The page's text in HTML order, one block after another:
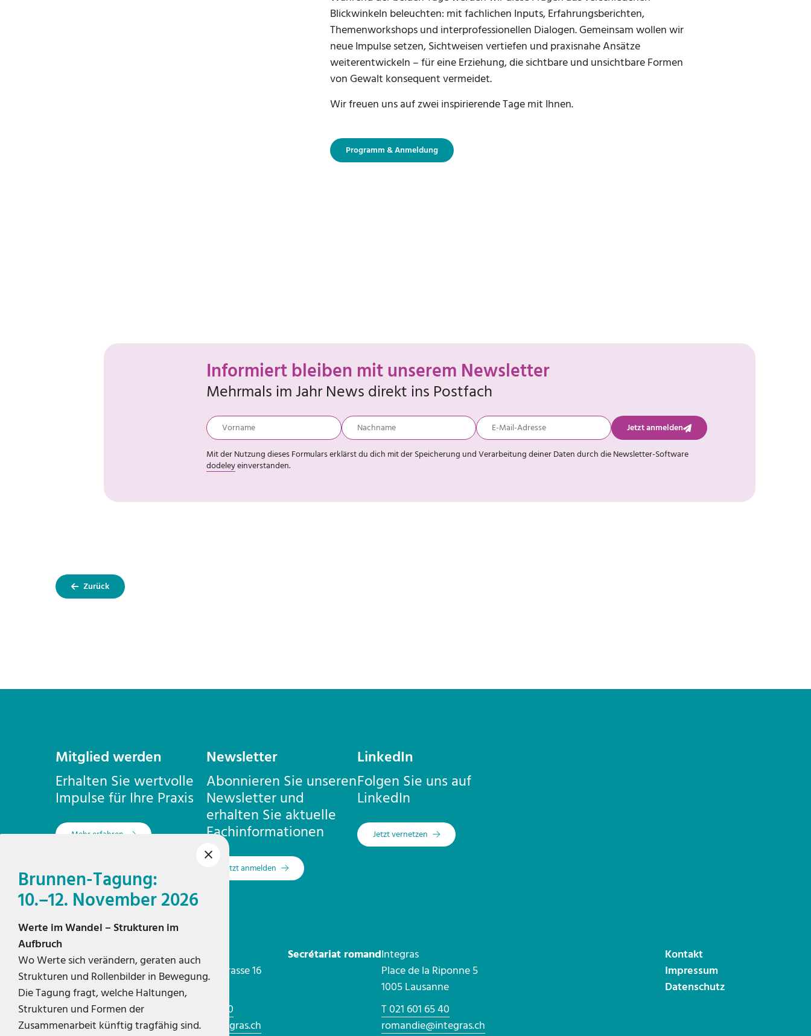
Blickwinkeln beleuchten: mit fachlichen Inputs, Erfahrungsberichten,
Themenworkshops und interprofessionellen Dialogen. Gemeinsam wollen wir
neue Impulse setzen, Sichtweisen vertiefen und praxisnahe Ansätze
weiterentwickeln – für eine Erziehung, die sichtbare und unsichtbare Formen
von Gewalt konsequent vermeidet.
Wir freuen uns auf zwei inspirierende Tage mit Ihnen.
Programm & Anmeldung
Informiert bleiben mit unserem Newsletter
Mehrmals im Jahr News direkt ins Postfach
Jetzt anmelden
Mit der Nutzung dieses Formulars erklärst du dich mit der Speicherung und Verarbeitung deiner Daten durch die Newsletter-Software
dodeleyeinverstanden.
Zurück
Brunnen-Tagung:
10.–12. November 2026
Werte im Wandel – Strukturen im
Aufbruch
Wo Werte sich verändern, geraten auch
Strukturen und Rollenbilder in Bewegung.
Die Tagung fragt, welche Haltungen,
Strukturen und Formen der
Zusammenarbeit künftig tragfähig sind.
Mitglied werden
Erhalten Sie wertvolle
Impulse für Ihre Praxis
Mehr erfahren
Newsletter
Abonnieren Sie unseren
Newsletter und
erhalten Sie aktuelle
Fachinformationen
Jetzt anmelden
LinkedIn
Folgen Sie uns auf
LinkedIn
Jetzt vernetzen
Geschäftsstelle ZürichIntegras
Pfingstweidstrasse 16
8005 Zürich
T 044 201 15 00
integras@integras.ch
Secrétariat romandIntegras
Place de la Riponne 5
1005 Lausanne
T 021 601 65 40
romandie@integras.ch
Kontakt
Impressum
Datenschutz